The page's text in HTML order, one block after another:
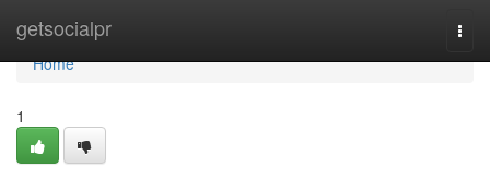
getsocialpr
Home
Home
1